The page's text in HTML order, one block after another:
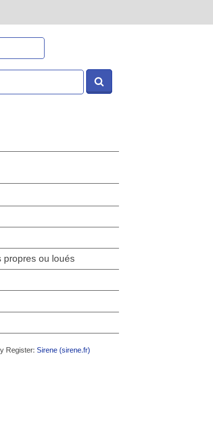
propres ou loués
Register: Sirene (sirene.fr)